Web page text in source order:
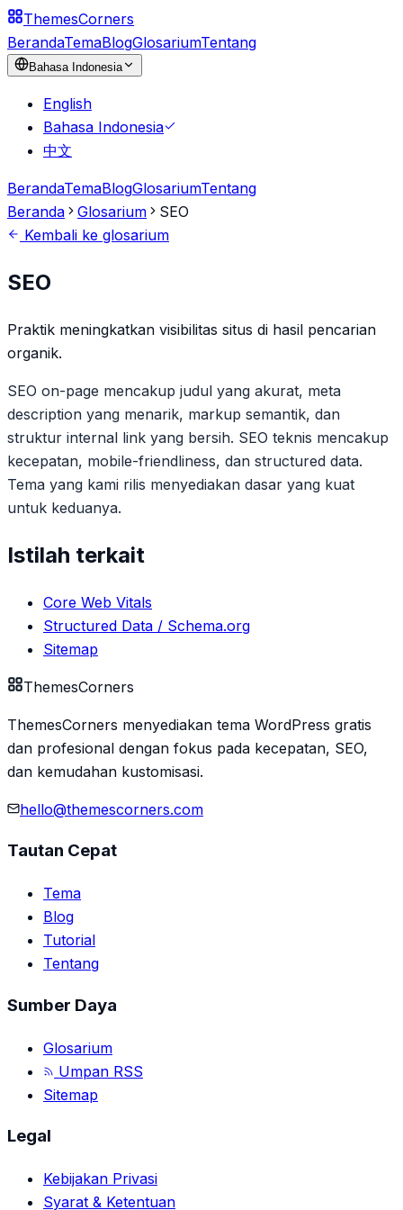
ThemesCorners
BerandaTemaBlogGlosariumTentang
Bahasa Indonesia
English
Bahasa Indonesia
中文
BerandaTemaBlogGlosariumTentang
Beranda
Glosarium
SEO
Kembali ke glosarium
SEO
Praktik meningkatkan visibilitas situs di hasil pencarian
organik.
SEO on-page mencakup judul yang akurat, meta
description yang menarik, markup semantik, dan
struktur internal link yang bersih. SEO teknis mencakup
kecepatan, mobile-friendliness, dan structured data.
Tema yang kami rilis menyediakan dasar yang kuat
untuk keduanya.
Istilah terkait
Core Web Vitals
Structured Data / Schema.org
Sitemap
ThemesCorners
ThemesCorners menyediakan tema WordPress gratis
dan profesional dengan fokus pada kecepatan, SEO,
dan kemudahan kustomisasi.
hello@themescorners.com
Tautan Cepat
Tema
Blog
Tutorial
Tentang
Sumber Daya
Glosarium
Umpan RSS
Sitemap
Legal
Kebijakan Privasi
Syarat & Ketentuan